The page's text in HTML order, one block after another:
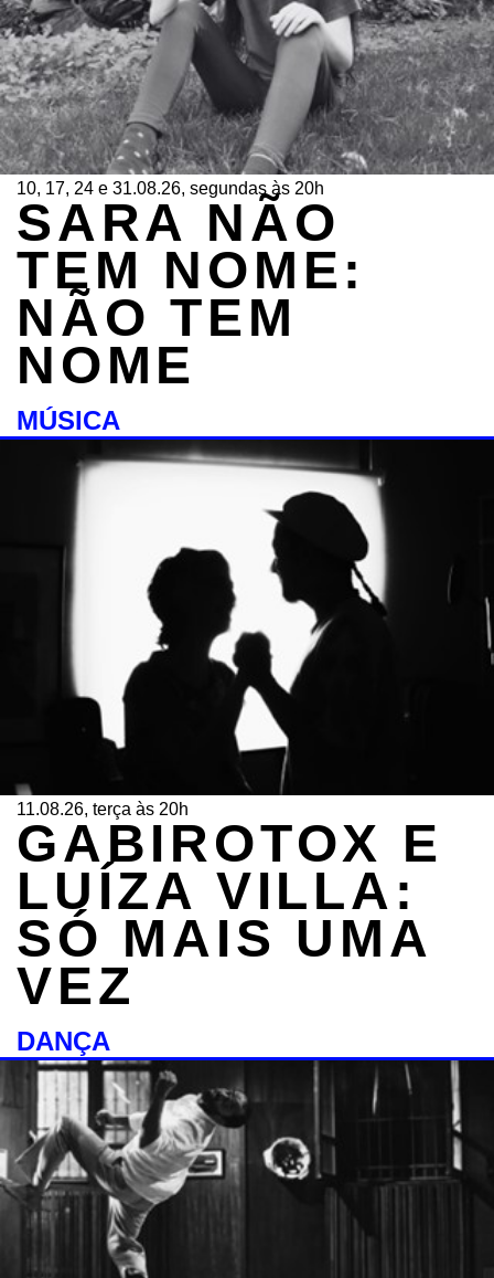
10, 17, 24 e 31.08.26, segundas às 20h
SARA NÃO
TEM NOME:
NÃO TEM
NOME
MÚSICA
11.08.26, terça às 20h
GABIROTOX E
LUÍZA VILLA:
SÓ MAIS UMA
VEZ
DANÇA